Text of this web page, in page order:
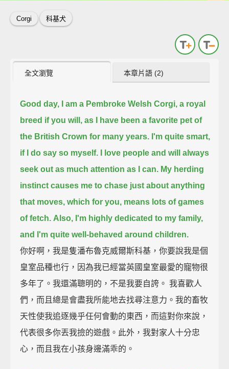
Corgi 科基犬
全文瀏覽 本章片語 (2)
Good day, I am a Pembroke Welsh Corgi, a royal
breed if you will, as I have been a favorite pet of
the British Crown for many years. I'm quite smart,
if I do say so myself.
I love people and will always
seek out as much attention as I can. My herding
instinct causes me to chase just about anything
that moves, which for you, means lots of games
of fetch. Also, I'm highly dedicated to my family,
and I'm quite well-behaved around children.
你好啊，我是隻潘布魯克威爾斯科基，你要說我是個
皇室品種也行，因為我已經當英國皇室最愛的寵物很
多年了。我還滿聰明的，不是我要自誇。 我喜歡人
們，而且總是會盡我所能地去找尋注意力。我的畜牧
天性使我追逐幾乎任何會動的東西，而這對你來說，
代表很多你丟我撿的遊戲。此外，我對家人十分忠
心，而且我在小孩身邊滿乖的。